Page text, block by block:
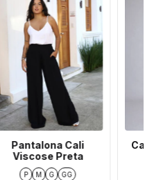
Pantalona Cali
Viscose Preta
P M G GG